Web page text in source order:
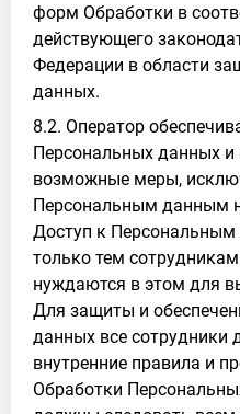
форм Обработки в
действующего
Федерации в области
данных.
8.2. Оператор
Персональных данных и
возможные меры,
Персональным данным
Доступ к
только тем
нуждаются в этом для
Для защиты и
данных все
внутренние правила и
Обработки